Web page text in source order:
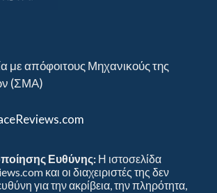
με απόφοιτους Μηχανικούς της
(ΣΜΑ)
Ευθύνης: Η ιστοσελίδα
και οι διαχειριστές της δεν
για την ακρίβεια, την πληρότητα,